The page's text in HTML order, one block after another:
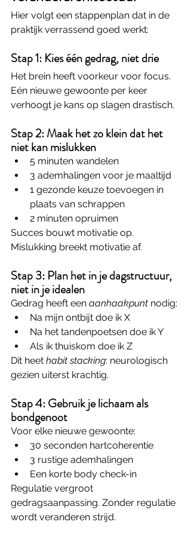
Hier volgt een stappenplan dat in de
praktijk verrassend goed werkt:
Stap 1: Kies één gedrag, niet drie
Het brein heeft voorkeur voor focus.
Eén nieuwe gewoonte per keer
verhoogt je kans op slagen drastisch.
Stap 2: Maak het zo klein dat het
niet kan mislukken
5 minuten wandelen
3 ademhalingen voor je maaltijd
1 gezonde keuze toevoegen in
plaats van schrappen
2 minuten opruimen
Succes bouwt motivatie op.
Mislukking breekt motivatie af.
Stap 3: Plan het in je dagstructuur,
niet in je idealen
Gedrag heeft een aanhaakpunt nodig:
Na mijn ontbijt doe ik X
Na het tandenpoetsen doe ik Y
Als ik thuiskom doe ik Z
Dit heet habit stacking: neurologisch
gezien uiterst krachtig.
Stap 4: Gebruik je lichaam als
bondgenoot
Voor elke nieuwe gewoonte:
30 seconden hartcoherentie
3 rustige ademhalingen
Een korte body check-in
Regulatie vergroot
gedragsaanpassing. Zonder regulatie
wordt veranderen strijd.